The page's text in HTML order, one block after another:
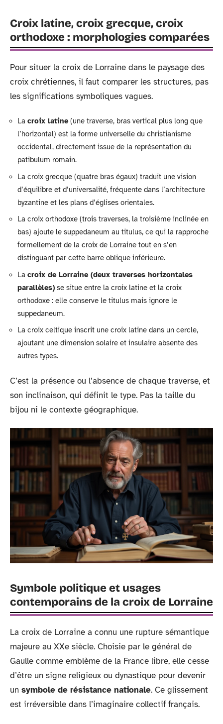
Croix latine, croix grecque, croix
orthodoxe : morphologies comparées
Pour situer la croix de Lorraine dans le paysage des
croix chrétiennes, il faut comparer les structures, pas
les significations symboliques vagues.
La croix latine(une traverse, bras vertical plus long que
l’horizontal) est la forme universelle du christianisme
occidental, directement issue de la représentation du
patibulum romain.
La croix grecque (quatre bras égaux) traduit une vision
d’équilibre et d’universalité, fréquente dans l’architecture
byzantine et les plans d’églises orientales.
La croix orthodoxe (trois traverses, la troisième inclinée en
bas) ajoute le suppedaneum au titulus, ce qui la rapproche
formellement de la croix de Lorraine tout en s’en
distinguant par cette barre oblique inférieure.
La croix de Lorraine (deux traverses horizontales
parallèles) se situe entre la croix latine et la croix
orthodoxe : elle conserve le titulus mais ignore le
suppedaneum.
La croix celtique inscrit une croix latine dans un cercle,
ajoutant une dimension solaire et insulaire absente des
autres types.
C’est la présence ou l’absence de chaque traverse, et
son inclinaison, qui définit le type. Pas la taille du
bijou ni le contexte géographique.
Symbole politique et usages
contemporains de la croix de Lorraine
La croix de Lorraine a connu une rupture sémantique
majeure au XXe siècle. Choisie par le général de
Gaulle comme emblème de la France libre, elle cesse
d’être un signe religieux ou dynastique pour devenir
un symbole de résistance nationale. Ce glissement
est irréversible dans l’imaginaire collectif français.